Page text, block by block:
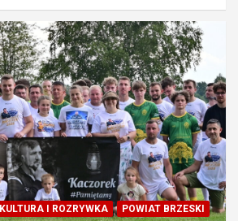
KULTURA I ROZRYWKA POWIAT BRZESKI